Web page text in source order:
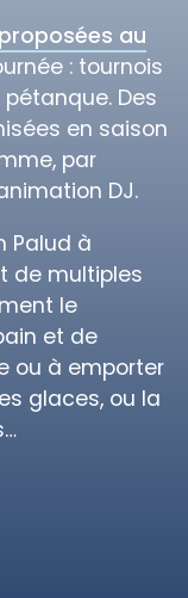
au
: tournois
Des
en saison
par
DJ.
Palud à
de multiples
le
et de
ou à emporter
glaces, ou la